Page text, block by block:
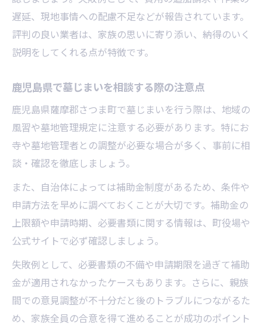
墓じまいで利用できる補助金の最新情報
墓じまい補助金申請の流れと注意点を解説
墓じまい費用を補助金で抑える具体的な手
補助金対象となる墓じまいケースの特徴紹
墓じまい補助金の相談先と申請サポート方
法
遅延、現地事情への配慮不足などが報告されています。
評判の良い業者は、家族の思いに寄り添い、納得のいく
説明をしてくれる点が特徴です。
鹿児島県で墓じまいを相談する際の注意点
鹿児島県薩摩郡さつま町で墓じまいを行う際は、地域の
風習や墓地管理規定に注意する必要があります。特にお
寺や墓地管理者との調整が必要な場合が多く、事前に相
談・確認を徹底しましょう。
また、自治体によっては補助金制度があるため、条件や
申請方法を早めに調べておくことが大切です。補助金の
上限額や申請時期、必要書類に関する情報は、町役場や
公式サイトで必ず確認しましょう。
失敗例として、必要書類の不備や申請期限を過ぎて補助
金が適用されなかったケースもあります。さらに、親族
間での意見調整が不十分だと後のトラブルにつながるた
め、家族全員の合意を得て進めることが成功のポイント